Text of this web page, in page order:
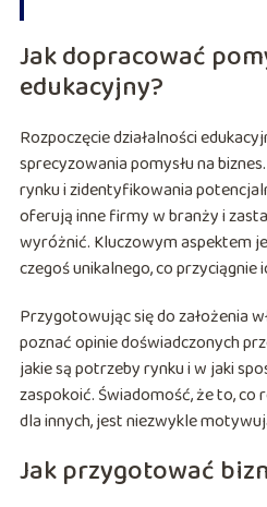
Jak dopracować
edukacyjny?
Rozpoczęcie działalności
sprecyzowania pomysłu na
rynku i zidentyfikowania
oferują inne firmy w branży i
wyróżnić. Kluczowym aspektem
czegoś unikalnego, co przyciągnie
Przygotowując się do założenia
poznać opinie doświadczonych
jakie są potrzeby rynku i w jaki
zaspokoić. Świadomość, że to,
dla innych, jest niezwykle
Jak przygotować